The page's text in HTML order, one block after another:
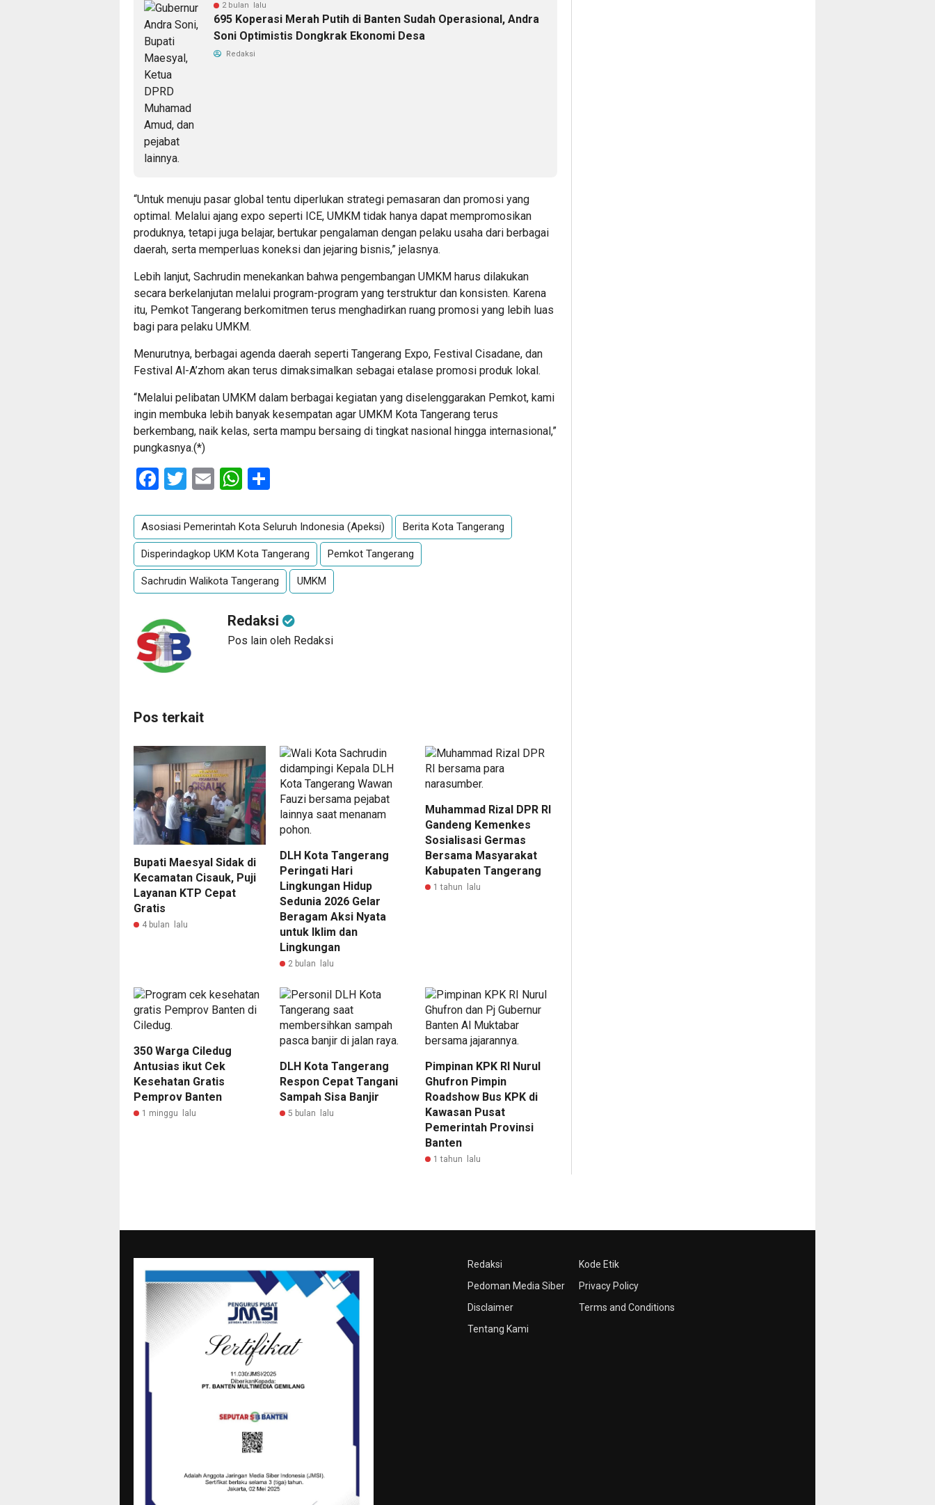
2 bulan lalu
695 Koperasi Merah Putih di Banten Sudah Operasional, Andra
Soni Optimistis Dongkrak Ekonomi Desa
Redaksi
“Untuk menuju pasar global tentu diperlukan strategi pemasaran dan promosi yang
optimal. Melalui ajang expo seperti ICE, UMKM tidak hanya dapat mempromosikan
produknya, tetapi juga belajar, bertukar pengalaman dengan pelaku usaha dari berbagai
daerah, serta memperluas koneksi dan jejaring bisnis,” jelasnya.
Lebih lanjut, Sachrudin menekankan bahwa pengembangan UMKM harus dilakukan
secara berkelanjutan melalui program-program yang terstruktur dan konsisten. Karena
itu, Pemkot Tangerang berkomitmen terus menghadirkan ruang promosi yang lebih luas
bagi para pelaku UMKM.
Menurutnya, berbagai agenda daerah seperti Tangerang Expo, Festival Cisadane, dan
Festival Al-A’zhom akan terus dimaksimalkan sebagai etalase promosi produk lokal.
“Melalui pelibatan UMKM dalam berbagai kegiatan yang diselenggarakan Pemkot, kami
ingin membuka lebih banyak kesempatan agar UMKM Kota Tangerang terus
berkembang, naik kelas, serta mampu bersaing di tingkat nasional hingga internasional,”
pungkasnya.(*)
Facebook
Twitter
EmailWhatsApp
Asosiasi Pemerintah Kota Seluruh Indonesia (Apeksi) Berita Kota Tangerang
Disperindagkop UKM Kota Tangerang Pemkot Tangerang
Sachrudin Walikota Tangerang UMKM
Redaksi
Pos lain oleh Redaksi
Pos terkait
Bupati Maesyal Sidak di
Kecamatan Cisauk, Puji
Layanan KTP Cepat
Gratis
4 bulan lalu
DLH Kota Tangerang
Peringati Hari
Lingkungan Hidup
Sedunia 2026 Gelar
Beragam Aksi Nyata
untuk Iklim dan
Lingkungan
2 bulan lalu
Muhammad Rizal DPR RI
Gandeng Kemenkes
Sosialisasi Germas
Bersama Masyarakat
Kabupaten Tangerang
1 tahun lalu
350 Warga Ciledug
Antusias ikut Cek
Kesehatan Gratis
Pemprov Banten
1 minggu lalu
DLH Kota Tangerang
Respon Cepat Tangani
Sampah Sisa Banjir
5 bulan lalu
Pimpinan KPK RI Nurul
Ghufron Pimpin
Roadshow Bus KPK di
Kawasan Pusat
Pemerintah Provinsi
Banten
1 tahun lalu
Redaksi
Pedoman Media Siber
Disclaimer
Tentang Kami
Kode Etik
Privacy Policy
Terms and Conditions